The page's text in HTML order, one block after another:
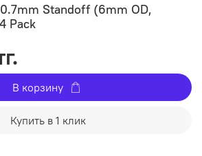
Standoff (6mm OD,
Pack
В корзину
Купить в 1 клик